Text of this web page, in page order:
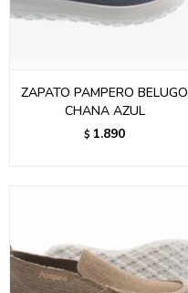
ZAPATO PAMPERO BELUGO
CHANA AZUL
$ 1.890